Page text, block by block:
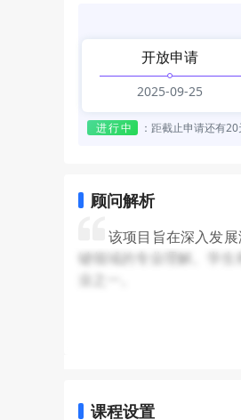
开放申请
2025-09-25
进行中 ： 距截止申请还有20
顾问解析
该项目旨在深入发
键领域的专业理解。学
业之一。
：
招生特点
：申请者
课程设置